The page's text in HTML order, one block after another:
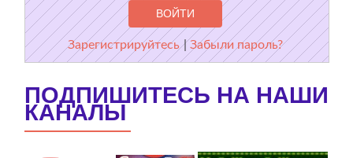
Зарегистрируйтесь |Забыли пароль?
ПОДПИШИТЕСЬ НА НАШИ
КАНАЛЫ